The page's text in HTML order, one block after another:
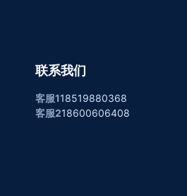
联系我们
客服118519880368
客服218600606408